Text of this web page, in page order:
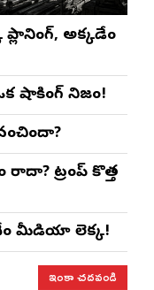
ప్లానింగ్, అక్కడేం
షాకింగ్ నిజం!
ట్రంప్ కొత్త
మీడియా లెక్క!
ఇంకా చదవండి